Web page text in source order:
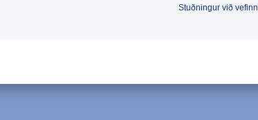
Stuðningur við vefinn